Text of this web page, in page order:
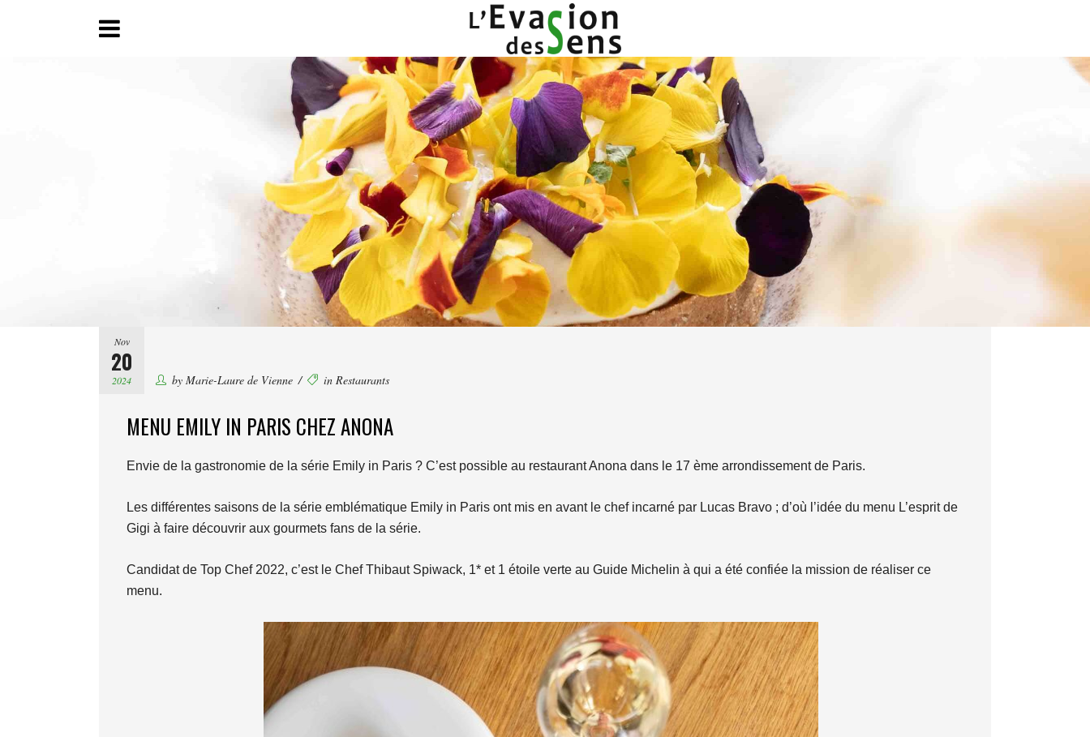
Nov
20
2024 by Marie-Laure de Vienne in Restaurants
MENU EMILY IN PARIS CHEZ ANONA
Envie de la gastronomie de la série Emily in Paris ? C’est possible au restaurant Anona dans le 17 ème arrondissement de Paris.
Les différentes saisons de la série emblématique Emily in Paris ont mis en avant le chef incarné par Lucas Bravo ; d’où l’idée du menu L’esprit de
Gigi à faire découvrir aux gourmets fans de la série.
Candidat de Top Chef 2022, c’est le Chef Thibaut Spiwack, 1* et 1 étoile verte au Guide Michelin à qui a été confiée la mission de réaliser ce
menu.